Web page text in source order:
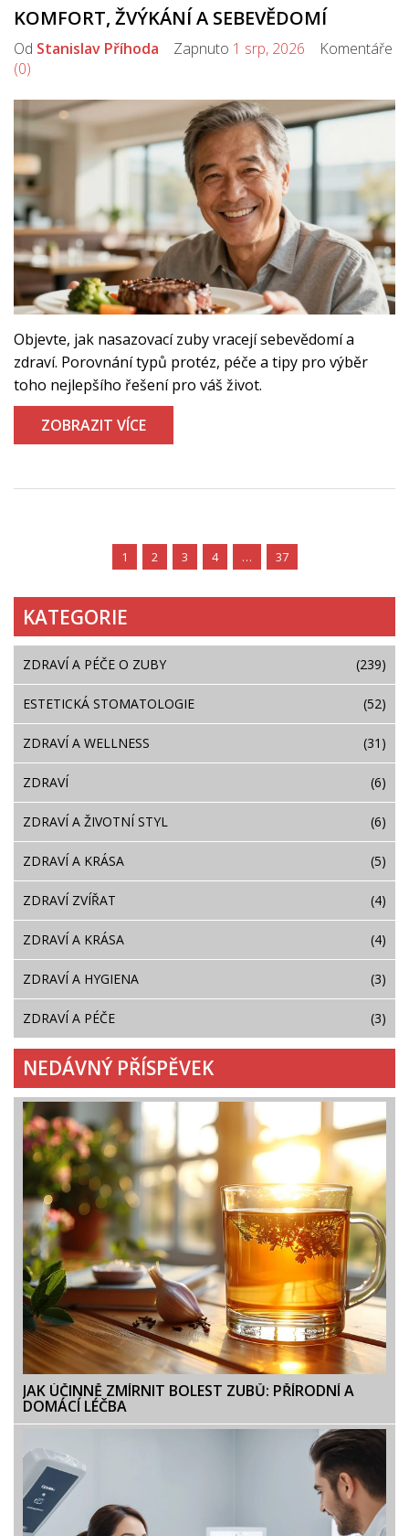
KOMFORT, ŽVÝKÁNÍ A SEBEVĚDOMÍ
Od Stanislav Příhoda Zapnuto 1 srp, 2026 Komentáře
(0)
Objevte, jak nasazovací zuby vracejí sebevědomí a
zdraví. Porovnání typů protéz, péče a tipy pro výběr
toho nejlepšího řešení pro váš život.
ZOBRAZIT VÍCE
1 2 3 4 … 37
KATEGORIE
ZDRAVÍ A PÉČE O ZUBY (239)
ESTETICKÁ STOMATOLOGIE (52)
ZDRAVÍ A WELLNESS (31)
ZDRAVÍ (6)
ZDRAVÍ A ŽIVOTNÍ STYL (6)
ZDRAVÍ A KRÁSA (5)
ZDRAVÍ ZVÍŘAT (4)
ZDRAVÍ A KRÁSA (4)
ZDRAVÍ A HYGIENA (3)
ZDRAVÍ A PÉČE (3)
NEDÁVNÝ PŘÍSPĚVEK
JAK ÚČINNĚ ZMÍRNIT BOLEST ZUBŮ: PŘÍRODNÍ A
DOMÁCÍ LÉČBA